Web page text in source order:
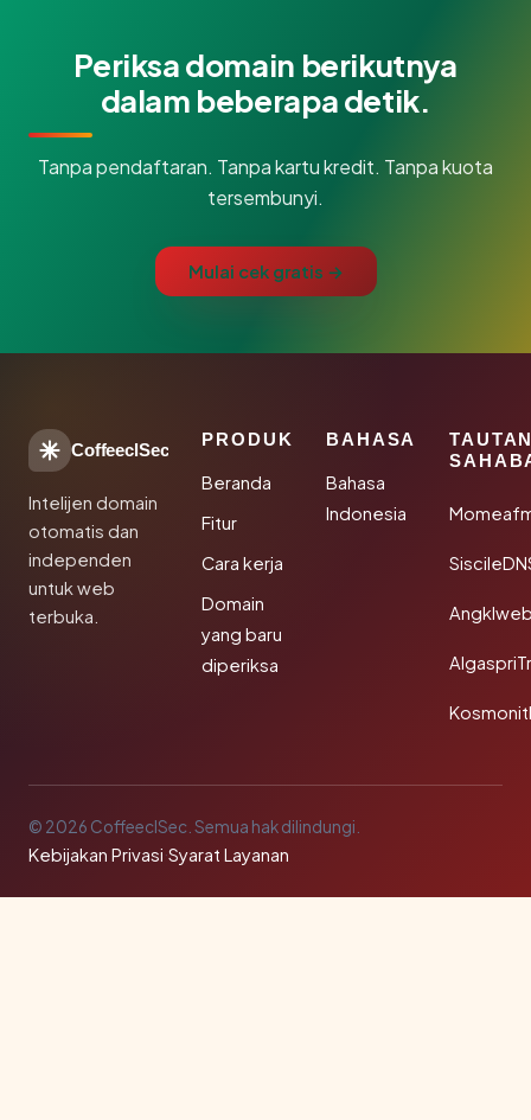
Periksa domain berikutnya
dalam beberapa detik.
Tanpa pendaftaran. Tanpa kartu kredit. Tanpa kuota
tersembunyi.
Mulai cek gratis →
CoffeeclSec
Intelijen domain
otomatis dan
independen
untuk web
terbuka.
PRODUK
Beranda
Fitur
Cara kerja
Domain
yang baru
diperiksa
BAHASA
Bahasa
Indonesia
© 2026 CoffeeclSec. Semua hak dilindungi.
Kebijakan Privasi·Syarat Layanan